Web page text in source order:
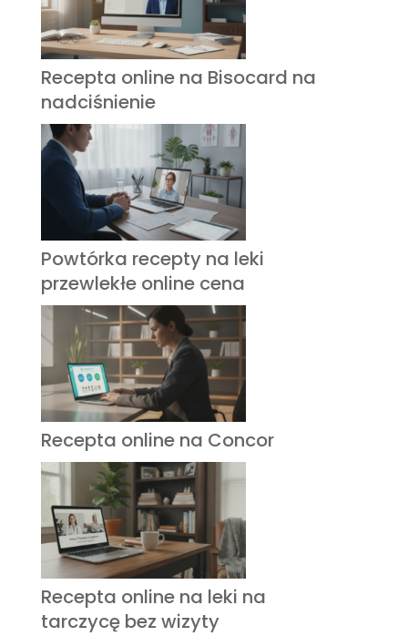
Recepta online na Bisocard na
nadciśnienie
Powtórka recepty na leki
przewlekłe online cena
Recepta online na Concor
Recepta online na leki na
tarczycę bez wizyty